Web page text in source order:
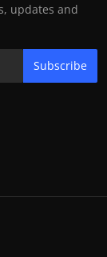
updates and
Subscribe